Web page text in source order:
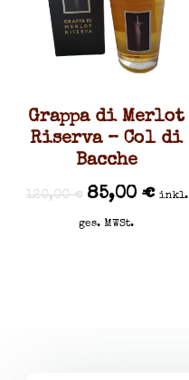
Grappa di Merlot
Riserva – Col di
Bacche
120,00€ 85,00 € inkl.
ges. MWSt.